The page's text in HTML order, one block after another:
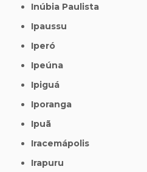
Inúbia Paulista
Ipaussu
Iperó
Ipeúna
Ipiguá
Iporanga
Ipuã
Iracemápolis
Irapuru